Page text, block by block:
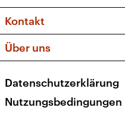
Kakadu – Das
Frequenzen (UKW
FAQ
Apps
Newsletter
Veranstaltungen
Kontakt
Social Media
Über uns
Presse
Karriere
Datenschutzerklärung
Nutzungsbedingungen